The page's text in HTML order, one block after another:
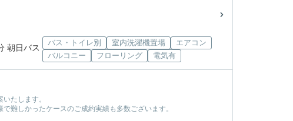
朝日バス
バス・トイレ別 室内洗濯機置場
エアコン
バルコニー
フローリング 電気有
たします。
難しかったケースのご成約実績も多数ございます。